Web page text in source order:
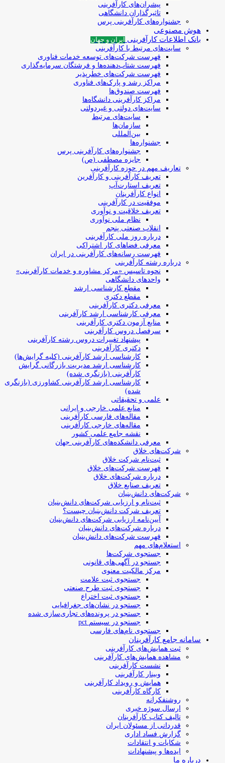
پیشران‌های کارآفرینی
تاثیرگذاران دانشگاهی
جشنواره‌های کارآفرینی‌ پرس
هوش مصنوعی
بانک اطلاعات کارآفرینی
ایران و جهان
سایت‌های مرتبط با کارآفرینی
فهرست شرکت‌های‌‌ توسعه‌ خدمات فناوری
فهرست شتاب‌دهنده‌ها‌ و فرشتگان‌ سرمایه‌گذاری
فهرست شرکت‌های خطرپذیر
مراکز رشد و پارک‌های فناوری
فهرست صندوق‌ها
مراکز کارآفرینی دانشگاه‌ها
سایت‌های دولتی و غیردولتی
سایت‌های مرتبط
سازمان‌ها
بین‌المللی
جشنواره‌ها
جشنواره‌های کارآفرینی‌ پرس
جایزه مصطفی (ص)
تعاریف مهم در حوزه کارآفرینی
تعریف کارآفرینی و کارآفرین
تعریف استارت‌آپ
انواع کارآفرینان
موفقیت در کارآفرینی
تعریف خلاقیت و نوآوری
نظام ملی نوآوری
انقلاب صنعتی پنجم
درباره روز ملی کارآفرینی
معرفی فضاهای کار اشتراکی
فهرست رسانه‌های کارآفرینی در ایران
درباره رشته کارآفرینی
نحوه تاسیس «مرکز مشاوره و خدمات کارآفرینی»
واحدهای دانشگاهی
مقطع کارشناسی ارشد
مقطع دکتری
معرفی دکتری کارآفرینی
معرفی کارشناسی ارشد کارآفرینی
منابع آزمون دکتری کارآفرینی
سرفصل دروس کارآفرینی
پیشنهاد تغییرات دروس رشته کارآفرینی
دکتری کارآفرینی
کارشناسی ارشد کارآفرینی (کلیه گرایش‌ها)
کارشناسی ارشد مدیریت بازرگانی گرایش
کارآفرینی (بازنگری شده)
کارشناسی ارشد کارآفرینی کشاورزی (بازنگری
شده)
علمی و تحقیقاتی
منابع علمی خارجی و ایرانی
مقاله‌های فارسی کارآفرینی
مقاله‌های خارجی کارآفرینی
نقشه جامع علمی کشور
معرفی دانشکده‌های کارآفرینی جهان
شرکت‌های خلاق
ثبت‌نام شرکت خلاق
فهرست شرکت‌های خلاق
درباره شرکت‌های خلاق
تعریف صنایع خلاق
شرکت‌های دانش‌بنیان
ثبت‌نام و ارزیابی شرکت‌های دانش‌بنیان
تعریف شرکت دانش‌بنیان چیست؟
آیین‌نامه ارزیابی شرکت‌های دانش‌بنیان
درباره شرکت‌های دانش‌بنیان
فهرست شرکت‌های دانش‌بنیان
استعلام‌های مهم
جستجوی شرکت‌ها
جستجو در آگهی‌های قانونی
مرکز مالکیت معنوی
جستجوی ثبت علامت
جستجوی ثبت طرح صنعتی
جستجوی ثبت اختراع
جستجو در نشان‌های جغرافیایی
جستجو در پرونده‌های تجاری‌سازی شده
جستجو در سیستم pct
جستجوی نام‌های فارسی
سامانه جامع کارآفرینان
ثبت همایش‌های کارآفرینی
مشاهده همایش‌های کارآفرینی
نشست کارآفرینی
وبینار کارآفرینی
همایش و رویداد کارآفرینی
کارگاه کارآفرینی
روشنفکرانه
ارسال سوژه‌ خبری
تالیف کتاب کارآفرینان
قدردانی از مسئولان ایران
گزارش فساد اداری
شکایات و انتقادات
ایده‌ها و پیشنهادات
درباره ما